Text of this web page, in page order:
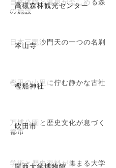
高槻森林観光センター
の施設
本山寺
日本三毘沙門天の一つの名刹
樫船神社
樫田の山里に佇む静かな古社
吹田市
万博公園と歴史文化が息づく
都市
関西大学博物館
学術と歴史資料が集まる大学